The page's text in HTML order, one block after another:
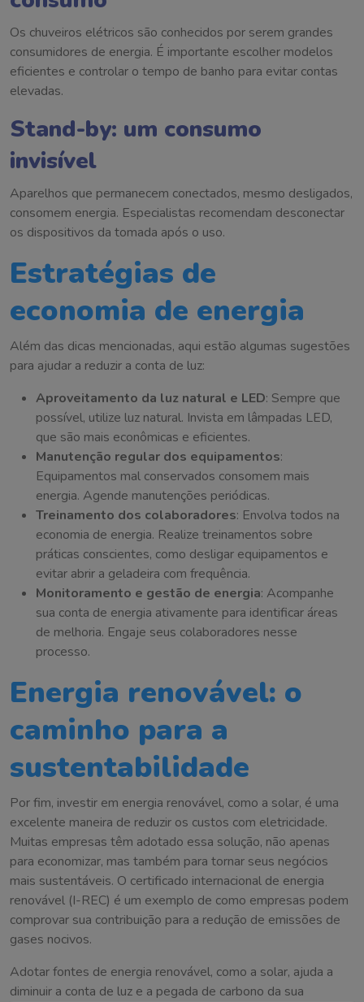
Os chuveiros elétricos são conhecidos por serem grandes
consumidores de energia. É importante escolher modelos
eficientes e controlar o tempo de banho para evitar contas
elevadas.
Stand-by: um consumo
invisível
Aparelhos que permanecem conectados, mesmo desligados,
consomem energia. Especialistas recomendam desconectar
os dispositivos da tomada após o uso.
Estratégias de
economia de energia
Além das dicas mencionadas, aqui estão algumas sugestões
para ajudar a reduzir a conta de luz:
Aproveitamento da luz natural e LED: Sempre que
possível, utilize luz natural. Invista em lâmpadas LED,
que são mais econômicas e eficientes.
Manutenção regular dos equipamentos:
Equipamentos mal conservados consomem mais
energia. Agende manutenções periódicas.
Treinamento dos colaboradores: Envolva todos na
economia de energia. Realize treinamentos sobre
práticas conscientes, como desligar equipamentos e
evitar abrir a geladeira com frequência.
Monitoramento e gestão de energia: Acompanhe
sua conta de energia ativamente para identificar áreas
de melhoria. Engaje seus colaboradores nesse
processo.
Energia renovável: o
caminho para a
sustentabilidade
Por fim, investir em energia renovável, como a solar, é uma
excelente maneira de reduzir os custos com eletricidade.
Muitas empresas têm adotado essa solução, não apenas
para economizar, mas também para tornar seus negócios
mais sustentáveis. O certificado internacional de energia
renovável (I-REC) é um exemplo de como empresas podem
comprovar sua contribuição para a redução de emissões de
gases nocivos.
Adotar fontes de energia renovável, como a solar, ajuda a
diminuir a conta de luz e a pegada de carbono da sua